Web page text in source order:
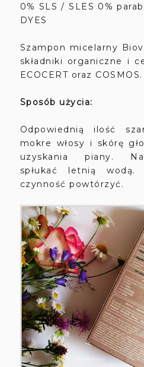
0% SLS / SLES 0%
DYES
Szampon micelarny
składniki organiczne i
ECOCERT oraz COSMOS.
Sposób użycia:
Odpowiednią ilość
mokre włosy i skórę
uzyskania piany.
spłukać letnią
czynność powtórzyć.